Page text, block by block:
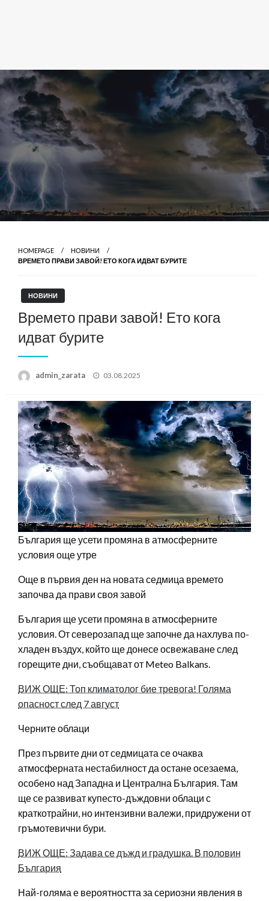
HOMEPAGE
НОВИНИ
ВРЕМЕТО ПРАВИ ЗАВОЙ! ЕТО КОГА ИДВАТ БУРИТЕ
НОВИНИ
Времето прави завой! Ето кога
идват бурите
admin_zarata
Posted
03.08.2025
България ще усети промяна в атмосферните
условия още утре
Още в първия ден на новата седмица времето
започва да прави своя завой
България ще усети промяна в атмосферните
условия. От северозапад ще започне да нахлува по-
хладен въздух, който ще донесе освежаване след
горещите дни, съобщават от Meteo Balkans.
ВИЖ ОЩЕ: Топ климатолог бие тревога! Голяма
опасност след 7 август
Черните облаци
През първите дни от седмицата се очаква
атмосферната нестабилност да остане осезаема,
особено над Западна и Централна България. Там
ще се развиват купесто-дъждовни облаци с
краткотрайни, но интензивни валежи, придружени от
гръмотевични бури.
ВИЖ ОЩЕ: Задава се дъжд и градушка. В половин
България
Най-голяма е вероятността за сериозни явления в